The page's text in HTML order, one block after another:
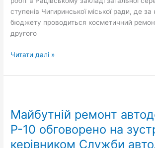
ступенів Чигиринської міської ради, де за
бюджету проводиться косметичний
другого
Читати далі »
Майбутній ремонт
Р-10 обговорено на
керівником Служби
автодороги
Р-10
обговорено
на